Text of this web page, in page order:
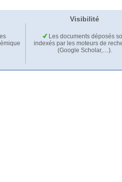
Visibilité
Les documents déposés
indexés par les moteurs de
(Google Scholar,…).